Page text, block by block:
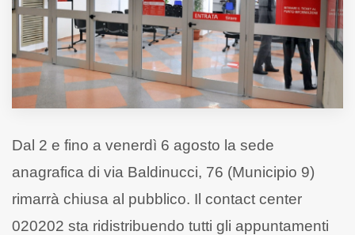
Fondato e diretto da Enzo De
Bernardis
EDB edizioni - Via Brivio angolo C.
Imbonati, 89 20159 Milano (Italia)
Informativa sulla privacy
Dal 2 e fino a venerdì 6 agosto la sede
anagrafica di via Baldinucci, 76 (Municipio 9)
rimarrà chiusa al pubblico. Il contact center
020202 sta ridistribuendo tutti gli appuntamenti